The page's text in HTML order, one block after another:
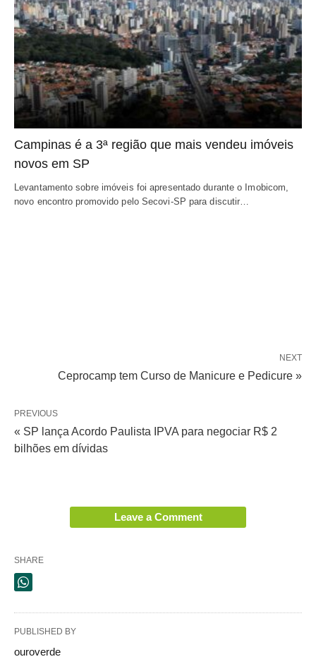
Campinas é a 3ª região que mais vendeu imóveis
novos em SP
Levantamento sobre imóveis foi apresentado durante o Imobicom,
novo encontro promovido pelo Secovi-SP para discutir…
NEXT
Ceprocamp tem Curso de Manicure e Pedicure »
PREVIOUS
« SP lança Acordo Paulista IPVA para negociar R$ 2
bilhões em dívidas
Leave a Comment
SHARE
PUBLISHED BY
ouroverde